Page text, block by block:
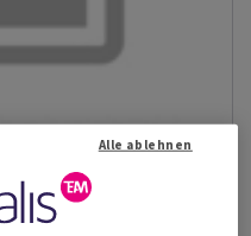
Alle ablehnen